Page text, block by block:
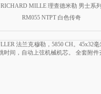
RICHARD MILLE 理查德米勒 男士系列
RM055 NTPT 白色传奇